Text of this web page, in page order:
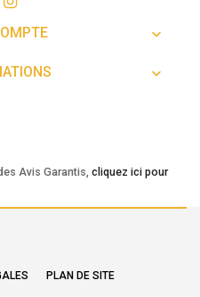


Avis Garantis, cliquez ici pour
PLAN DE SITE